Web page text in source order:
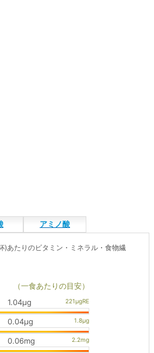
アミノ酸
)あたりのビタミン・ミネラル・食物繊
（一食あたりの目安）
1.04μg
0.04μg
0.06mg